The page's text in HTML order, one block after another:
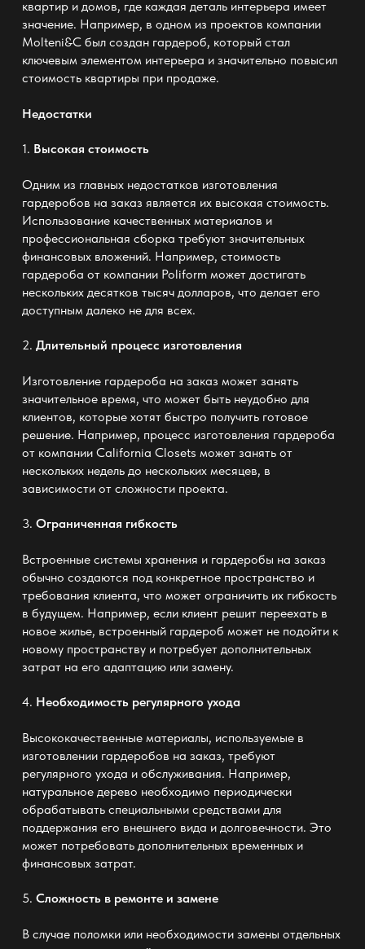
квартир и домов, где каждая деталь интерьера имеет
значение. Например, в одном из проектов компании
Molteni&Cбыл создан гардероб, который стал
ключевым элементом интерьера и значительно повысил
стоимость квартиры при продаже.
Недостатки
1. Высокая стоимость
Одним из главных недостатков изготовления
гардеробов на заказ является их высокая стоимость.
Использование качественных материалов и
профессиональная сборка требуют значительных
финансовых вложений. Например, стоимость
гардероба от компании Poliformможет достигать
нескольких десятков тысяч долларов, что делает его
доступным далеко не для всех.
2. Длительный процесс изготовления
Изготовление гардероба на заказ может занять
значительное время, что может быть неудобно для
клиентов, которые хотят быстро получить готовое
решение. Например, процесс изготовления гардероба
от компании California Closets может занять от
нескольких недель до нескольких месяцев, в
зависимости от сложности проекта.
3. Ограниченная гибкость
Встроенные системы хранения и гардеробы на заказ
обычно создаются под конкретное пространство и
требования клиента, что может ограничить их гибкость
в будущем. Например, если клиент решит переехать в
новое жилье, встроенный гардероб может не подойти к
новому пространству и потребует дополнительных
затрат на его адаптацию или замену.
4. Необходимость регулярного ухода
Высококачественные материалы, используемые в
изготовлении гардеробов на заказ, требуют
регулярного ухода и обслуживания. Например,
натуральное дерево необходимо периодически
обрабатывать специальными средствами для
поддержания его внешнего вида и долговечности. Это
может потребовать дополнительных временных и
финансовых затрат.
5. Сложность в ремонте и замене
В случае поломки или необходимости замены отдельных